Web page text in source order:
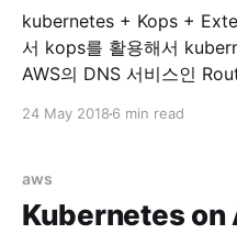
kubernetes + Kops + ExternalDNS
서 kops를 활용해서
AWS의 DNS 서비스인
study를 하며 알게된 부분
24 May 2018 6 min read
aws
Kubernetes on